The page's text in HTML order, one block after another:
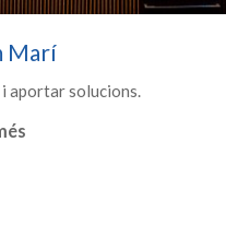
Marí
aportar solucions.